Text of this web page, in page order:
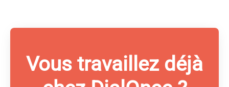
Vous travaillez déjà